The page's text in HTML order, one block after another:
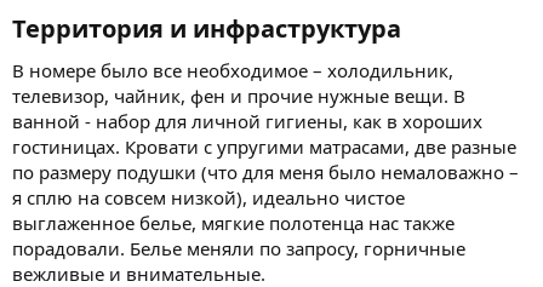
Территория и инфраструктура​
В номере было все необходимое – холодильник,
телевизор, чайник, фен и прочие нужные вещи. В
ванной - набор для личной гигиены, как в хороших
гостиницах. Кровати с упругими матрасами, две разные
по размеру подушки (что для меня было немаловажно –
я сплю на совсем низкой), идеально чистое
выглаженное белье, мягкие полотенца нас также
порадовали. Белье меняли по запросу, горничные
вежливые и внимательные.